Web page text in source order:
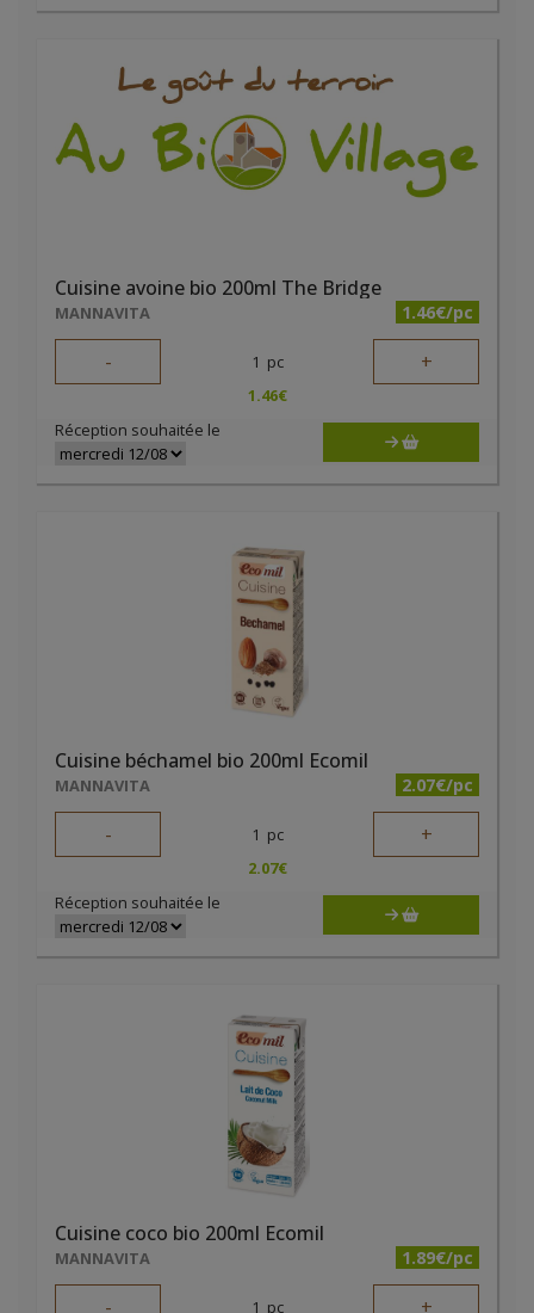
Cuisine avoine bio 200ml The Bridge
MANNAVITA 1.46€/pc
- 1 pc +
1.46€
Réception souhaitée le
Cuisine béchamel bio 200ml Ecomil
MANNAVITA 2.07€/pc
- 1 pc +
2.07€
Réception souhaitée le
Cuisine coco bio 200ml Ecomil
MANNAVITA 1.89€/pc
- 1 pc +